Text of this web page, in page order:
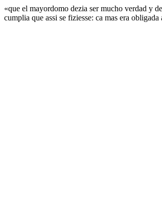
«que el mayordomo dezia ser mucho verdad y
cumplia que assi se fiziesse: ca mas era